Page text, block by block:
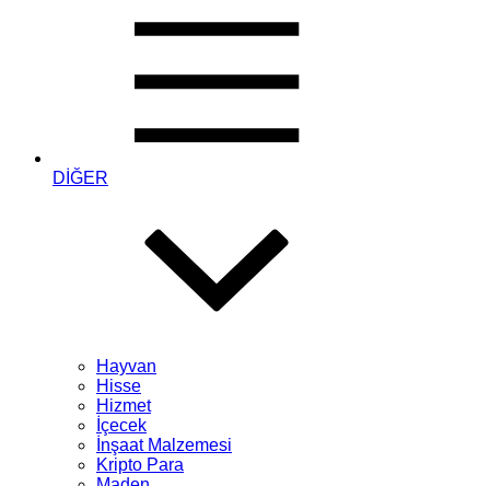
DİĞER
Hayvan
Hisse
Hizmet
İçecek
İnşaat Malzemesi
Kripto Para